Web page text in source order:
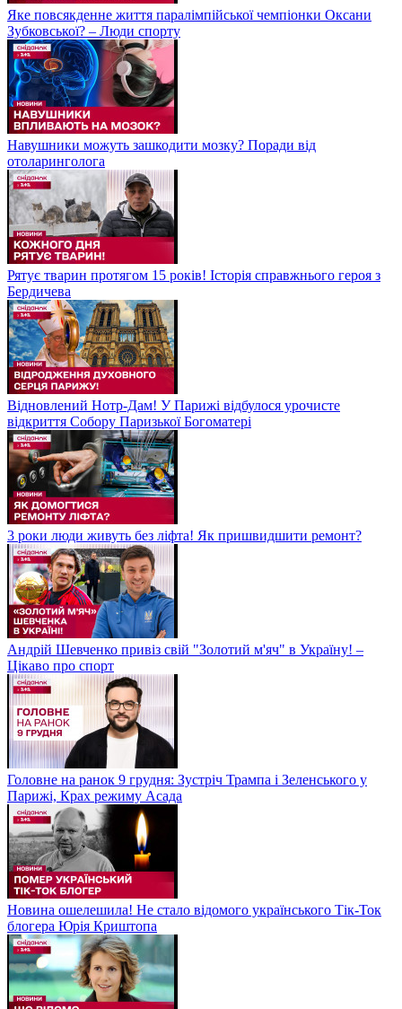
Яке повсякденне життя паралімпійської чемпіонки Оксани
Зубковської? – Люди спорту
Навушники можуть зашкодити мозку? Поради від
отоларинголога
Рятує тварин протягом 15 років! Історія справжнього героя з
Бердичева
Відновлений Нотр-Дам! У Парижі відбулося урочисте
відкриття Собору Паризької Богоматері
3 роки люди живуть без ліфта! Як пришвидшити ремонт?
Андрій Шевченко привіз свій "Золотий м'яч" в Україну! –
Цікаво про спорт
Головне на ранок 9 грудня: Зустріч Трампа і Зеленського у
Парижі, Крах режиму Асада
Новина ошелешила! Не стало відомого українського Тік-Ток
блогера Юрія Криштопа